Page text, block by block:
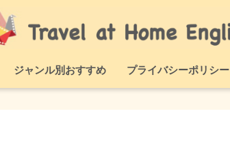
ジャンル別おすすめ プライバシーポリシー